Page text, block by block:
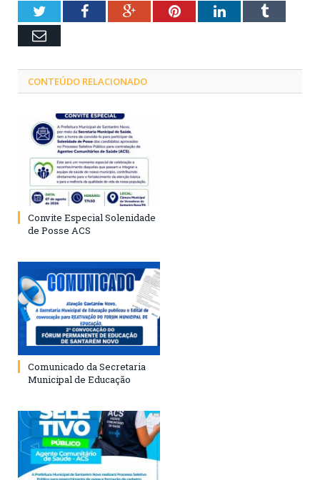
TwitterFacebookGoogle+PinterestLinkedInTumblr
Email
CONTEÚDO RELACIONADO
Convite Especial Solenidade
de Posse ACS
Comunicado da Secretaria
Municipal de Educação